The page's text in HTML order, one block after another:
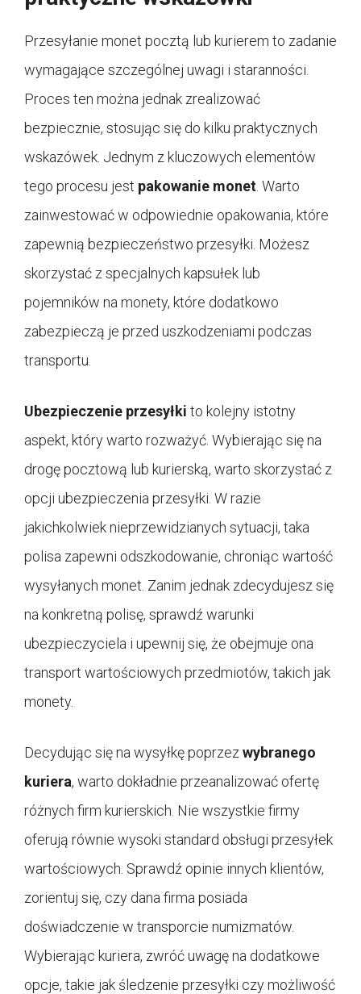
Przesyłanie monet pocztą lub kurierem to zadanie
wymagające szczególnej uwagi i staranności.
Proces ten można jednak zrealizować
bezpiecznie, stosując się do kilku praktycznych
wskazówek. Jednym z kluczowych elementów
tego procesu jest pakowanie monet . Warto
zainwestować w odpowiednie opakowania, które
zapewnią bezpieczeństwo przesyłki. Możesz
skorzystać z specjalnych kapsułek lub
pojemników na monety, które dodatkowo
zabezpieczą je przed uszkodzeniami podczas
transportu.
Ubezpieczenie przesyłki to kolejny istotny
aspekt, który warto rozważyć. Wybierając się na
drogę pocztową lub kurierską, warto skorzystać z
opcji ubezpieczenia przesyłki. W razie
jakichkolwiek nieprzewidzianych sytuacji, taka
polisa zapewni odszkodowanie, chroniąc wartość
wysyłanych monet. Zanim jednak zdecydujesz się
na konkretną polisę, sprawdź warunki
ubezpieczyciela i upewnij się, że obejmuje ona
transport wartościowych przedmiotów, takich jak
monety.
Decydując się na wysyłkę poprzez wybranego
kuriera, warto dokładnie przeanalizować ofertę
różnych firm kurierskich. Nie wszystkie firmy
oferują równie wysoki standard obsługi przesyłek
wartościowych. Sprawdź opinie innych klientów,
zorientuj się, czy dana firma posiada
doświadczenie w transporcie numizmatów.
Wybierając kuriera, zwróć uwagę na dodatkowe
opcje, takie jak śledzenie przesyłki czy możliwość